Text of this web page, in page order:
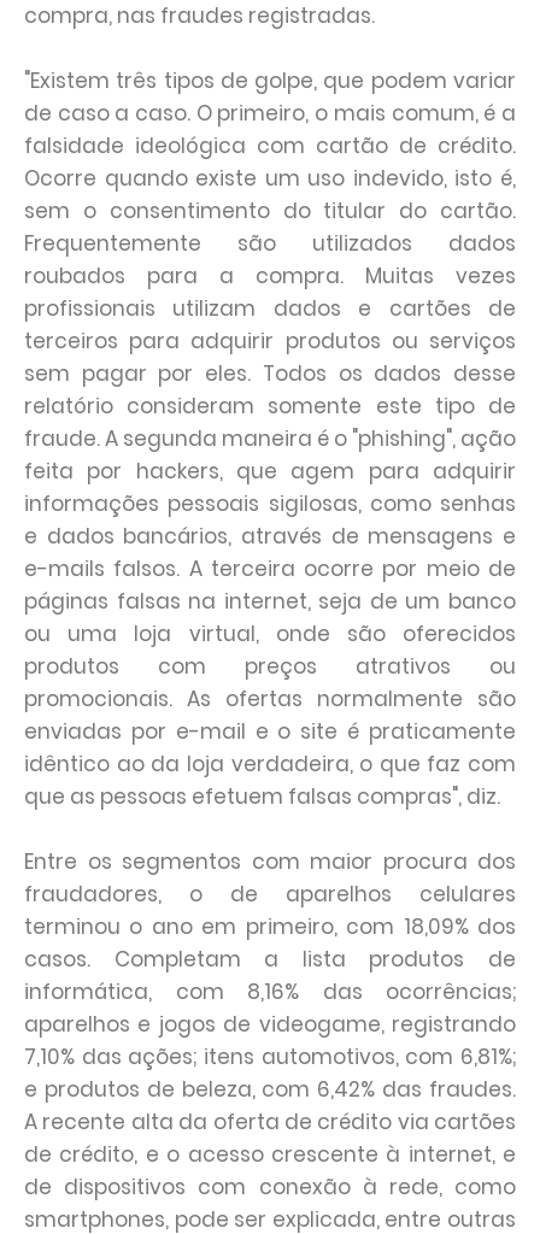
compra, nas fraudes registradas.
"Existem três tipos de golpe, que podem variar
de caso a caso. O primeiro, o mais comum, é a
falsidade ideológica com cartão de crédito.
Ocorre quando existe um uso indevido, isto é,
sem o consentimento do titular do cartão.
Frequentemente são utilizados dados
roubados para a compra. Muitas vezes
profissionais utilizam dados e cartões de
terceiros para adquirir produtos ou serviços
sem pagar por eles. Todos os dados desse
relatório consideram somente este tipo de
fraude. A segunda maneira é o "phishing", ação
feita por hackers, que agem para adquirir
informações pessoais sigilosas, como senhas
e dados bancários, através de mensagens e
e-mails falsos. A terceira ocorre por meio de
páginas falsas na internet, seja de um banco
ou uma loja virtual, onde são oferecidos
produtos com preços atrativos ou
promocionais. As ofertas normalmente são
enviadas por e-mail e o site é praticamente
idêntico ao da loja verdadeira, o que faz com
que as pessoas efetuem falsas compras", diz.
Entre os segmentos com maior procura dos
fraudadores, o de aparelhos celulares
terminou o ano em primeiro, com 18,09% dos
casos. Completam a lista produtos de
informática, com 8,16% das ocorrências;
aparelhos e jogos de videogame, registrando
7,10% das ações; itens automotivos, com 6,81%;
e produtos de beleza, com 6,42% das fraudes.
A recente alta da oferta de crédito via cartões
de crédito, e o acesso crescente à internet, e
de dispositivos com conexão à rede, como
smartphones, pode ser explicada, entre outras